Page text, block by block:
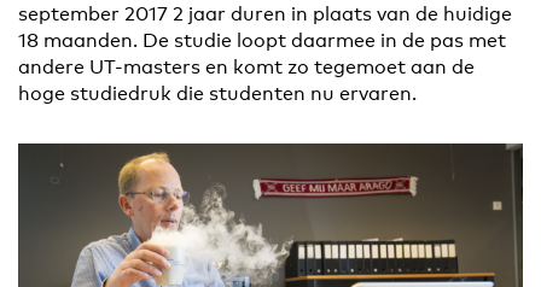
september 2017 2 jaar duren in plaats van de huidige
18 maanden. De studie loopt daarmee in de pas met
andere UT-masters en komt zo tegemoet aan de
hoge studiedruk die studenten nu ervaren.